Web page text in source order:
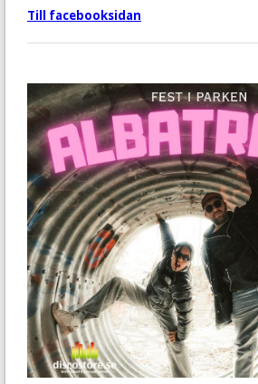
Till facebooksidan